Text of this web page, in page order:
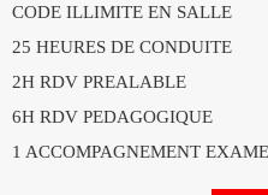
CODE ILLIMITE EN SALLE
25 HEURES DE CONDUITE
2H RDV PREALABLE
6H RDV PEDAGOGIQUE
1 ACCOMPAGNEMENT